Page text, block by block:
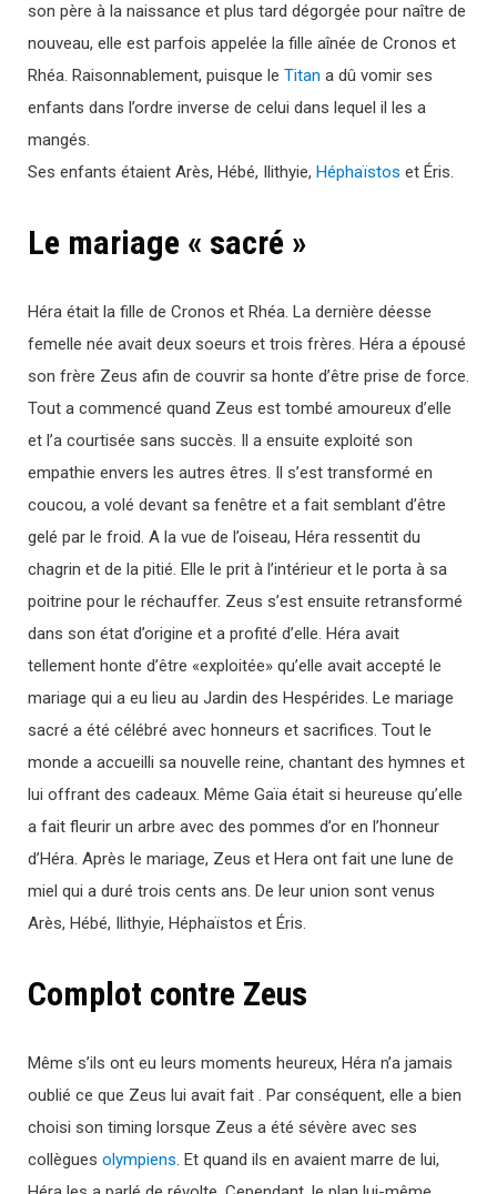
son père à la naissance et plus tard dégorgée pour naître de
nouveau, elle est parfois appelée la fille aînée de Cronos et
Rhéa. Raisonnablement, puisque le Titan a dû vomir ses
enfants dans l’ordre inverse de celui dans lequel il les a
mangés.
Ses enfants étaient Arès, Hébé, Ilithyie, Héphaïstos et Éris.
Le mariage « sacré »
Héra était la fille de Cronos et Rhéa. La dernière déesse
femelle née avait deux soeurs et trois frères. Héra a épousé
son frère Zeus afin de couvrir sa honte d’être prise de force.
Tout a commencé quand Zeus est tombé amoureux d’elle
et l’a courtisée sans succès. Il a ensuite exploité son
empathie envers les autres êtres. Il s’est transformé en
coucou, a volé devant sa fenêtre et a fait semblant d’être
gelé par le froid. A la vue de l’oiseau, Héra ressentit du
chagrin et de la pitié. Elle le prit à l’intérieur et le porta à sa
poitrine pour le réchauffer. Zeus s’est ensuite retransformé
dans son état d’origine et a profité d’elle. Héra avait
tellement honte d’être «exploitée» qu’elle avait accepté le
mariage qui a eu lieu au Jardin des Hespérides. Le mariage
sacré a été célébré avec honneurs et sacrifices. Tout le
monde a accueilli sa nouvelle reine, chantant des hymnes et
lui offrant des cadeaux. Même Gaïa était si heureuse qu’elle
a fait fleurir un arbre avec des pommes d’or en l’honneur
d’Héra. Après le mariage, Zeus et Hera ont fait une lune de
miel qui a duré trois cents ans. De leur union sont venus
Arès, Hébé, Ilithyie, Héphaïstos et Éris.
Complot contre Zeus
Même s’ils ont eu leurs moments heureux, Héra n’a jamais
oublié ce que Zeus lui avait fait . Par conséquent, elle a bien
choisi son timing lorsque Zeus a été sévère avec ses
collègues olympiens. Et quand ils en avaient marre de lui,